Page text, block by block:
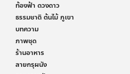
ท้องฟ้า ดวงดาว
ธรรมชาติ ต้นไม้ ภูเขา
บทความ
ภาพชุด
ร้านอาหาร
ลายกรุผนัง